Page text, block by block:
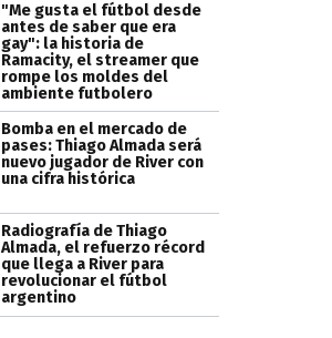
"Me gusta el fútbol desde
antes de saber que era
gay": la historia de
Ramacity, el streamer que
rompe los moldes del
ambiente futbolero
Bomba en el mercado de
pases: Thiago Almada será
nuevo jugador de River con
una cifra histórica
Radiografía de Thiago
Almada, el refuerzo récord
que llega a River para
revolucionar el fútbol
argentino